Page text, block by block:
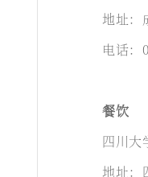
地址：
电话
餐饮
四川大
地址：